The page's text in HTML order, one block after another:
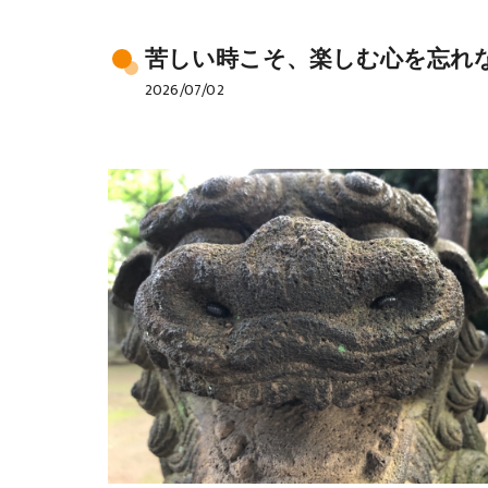
苦しい時こそ、楽しむ心を忘れ
2026/07/02